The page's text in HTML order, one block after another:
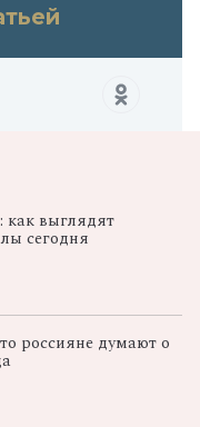
как выглядят
сегодня
россияне думают о